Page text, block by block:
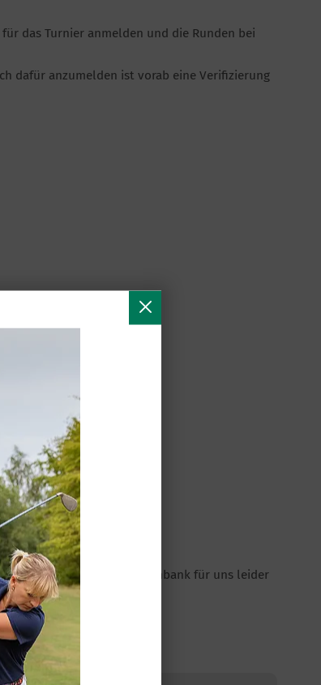
das Turnier anmelden und die Runden bei
dafür anzumelden ist vorab eine Verifizierung
ist in dieser Datenbank für uns leider